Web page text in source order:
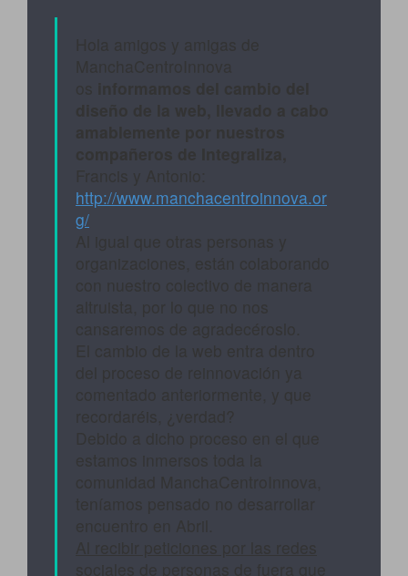
http://www.manchacentroinnova.or
g/